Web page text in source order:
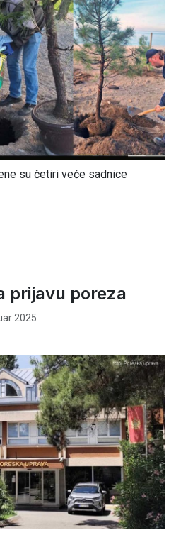
su četiri veće sadnice
prijavu poreza
2025